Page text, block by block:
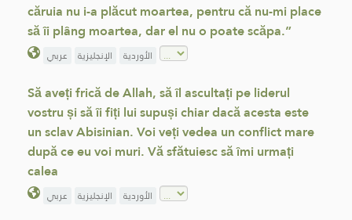
căruia nu i-a plăcut moartea, pentru că nu-mi place
să îi plâng moartea, dar el nu o poate scăpa.”
عربي الإنجليزية الأوردية
Să aveți frică de Allah, să îl ascultați pe liderul
vostru și să îi fiți lui supuși chiar dacă acesta este
un sclav Abisinian. Voi veți vedea un conflict mare
după ce eu voi muri. Vă sfătuiesc să îmi urmați
calea
عربي الإنجليزية الأوردية